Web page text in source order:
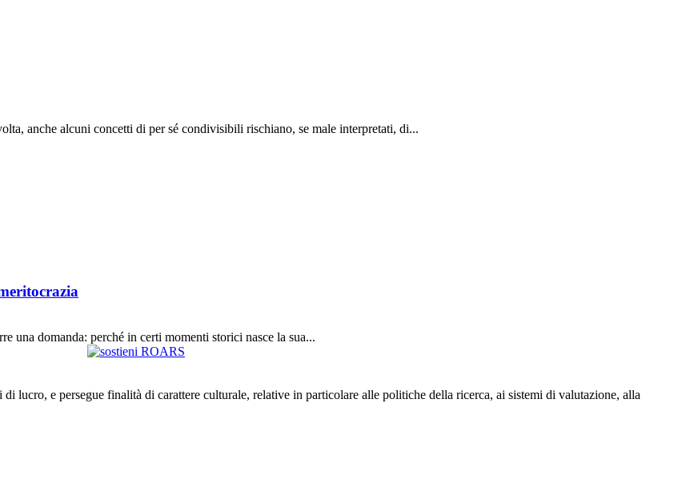
anche alcuni concetti di per sé condivisibili rischiano, se male interpretati, di...
una domanda: perché in certi momenti storici nasce la sua...
lucro, e persegue finalità di carattere culturale, relative in particolare alle politiche della ricerca, ai sistemi di valutazione, alla